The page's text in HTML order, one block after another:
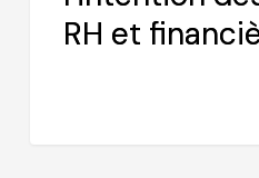
paie
RH et